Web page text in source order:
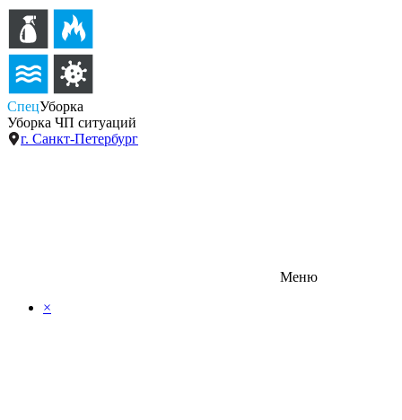
СпецУборка
Уборка ЧП ситуаций
г. Санкт-Петербург
Меню
×